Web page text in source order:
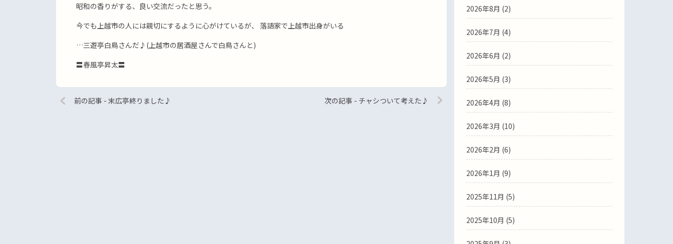
昭和の香りがする、良い交流だったと思う。
今でも上越市の人には親切にするように心がけているが、 落語家で上越市出身がいる
…三遊亭白鳥さんだ♪(上越市の居酒屋さんで白鳥さんと)
〓春風亭昇太〓
前の記事 - 末広亭終りました♪ 次の記事 - チャシついて考えた♪
2026年8月 (2)
2026年7月 (4)
2026年6月 (2)
2026年5月 (3)
2026年4月 (8)
2026年3月 (10)
2026年2月 (6)
2026年1月 (9)
2025年11月 (5)
2025年10月 (5)